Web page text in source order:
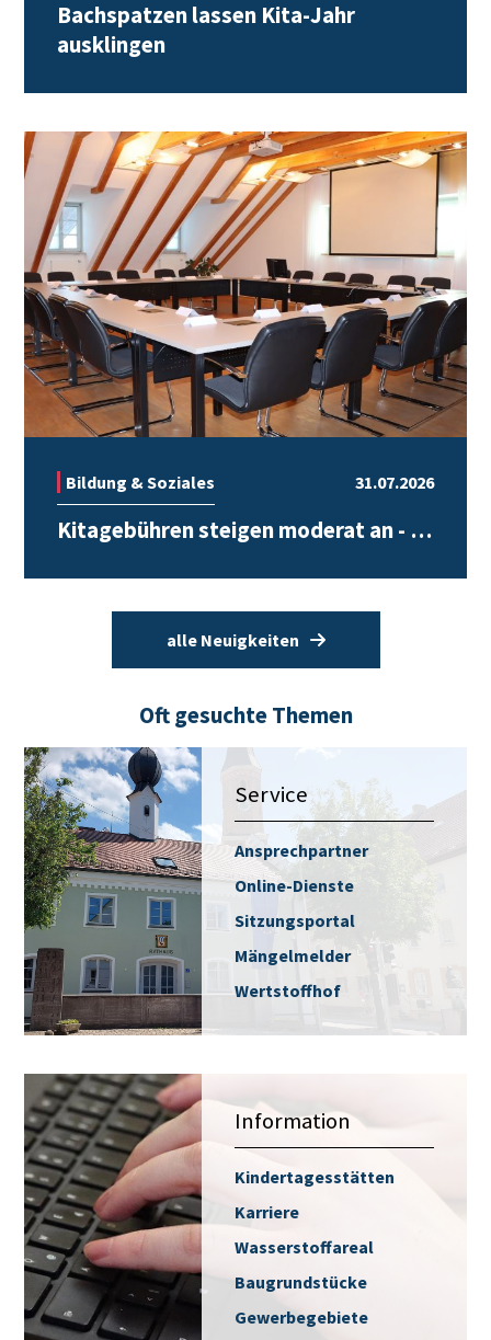
Bachspatzen lassen Kita-Jahr
ausklingen
31.07.2026
Bildung & Soziales
Kitagebühren steigen moderat an - …
alle Neuigkeiten
Oft gesuchte Themen
Service
Ansprechpartner
Online-Dienste
Sitzungsportal
Mängelmelder
Wertstoffhof
Information
Kindertagesstätten
Karriere
Wasserstoffareal
Baugrundstücke
Gewerbegebiete